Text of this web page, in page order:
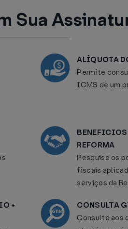
Sua
ALÍQUOTA
Permite
ICMS de um
REFORMA
Pesquise os
fiscais
serviços da
+
CONSULTA
Consulte aos